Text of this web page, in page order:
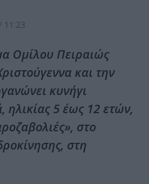
/ 11:23
Ομίλου Πειραιώς
και την
κυνήγι
ηλικίας 5 έως 12 ετών,
στο
στη